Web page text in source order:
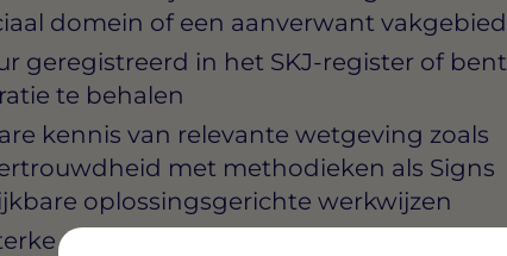
domein of een aanverwant vakgebied
geregistreerd in het SKJ-register of bent
te behalen
kennis van relevante wetgeving zoals
met methodieken als Signs
oplossingsgerichte werkwijzen
gespreks- en